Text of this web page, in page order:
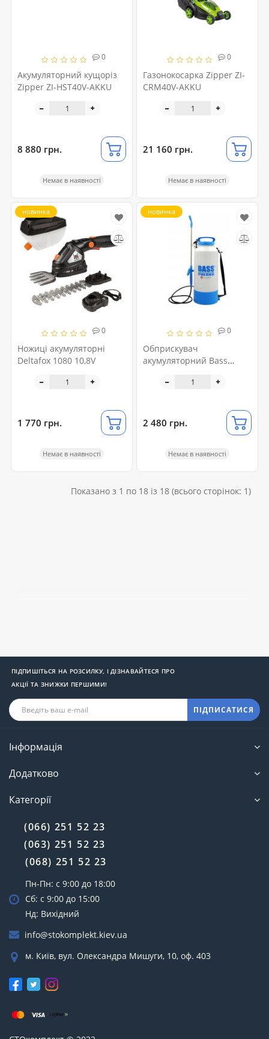
0
Акумуляторний кущоріз
Zipper ZI-HST40V-AKKU
8 880 грн.
Немає в наявності
0
Газонокосарка Zipper ZI-
CRM40V-AKKU
21 160 грн.
Немає в наявності
0
Ножиці акумуляторні
Deltafox 1080 10,8V
новинка
1 770 грн.
Немає в наявності
0
Обприскувач
акумуляторний Bass
новинка
2 480 грн.
Немає в наявності
Показано з 1 по 18 із 18 (всього сторінок: 1)
ПІДПИШІТЬСЯ НА РОЗСИЛКУ, І ДІЗНАВАЙТЕСЯ ПРО
АКЦІЇ ТА ЗНИЖКИ ПЕРШИМИ!
ПІДПИСАТИСЯ
Інформація
Додатково
Категорії
(066) 251 52 23
(063) 251 52 23
(068) 251 52 23
Пн-Пн: с 9:00 до 18:00
Сб: с 9:00 до 15:00
Нд: Вихідний
info@stokomplekt.kiev.ua
м. Київ, вул. Олександра Мишуги, 10, оф. 403